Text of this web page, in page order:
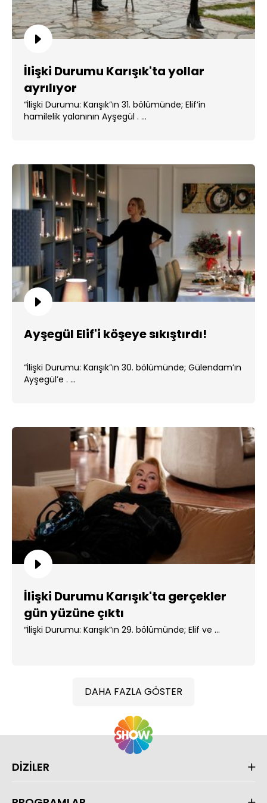
İlişki Durumu Karışık'ta yollar
ayrılıyor
“İlişki Durumu: Karışık”ın 31. bölümünde; Elif’in
hamilelik yalanının Ayşegül . ...
Ayşegül Elif'i köşeye sıkıştırdı!
“İlişki Durumu: Karışık”ın 30. bölümünde; Gülendam’ın
Ayşegül’e . ...
İlişki Durumu Karışık'ta gerçekler
gün yüzüne çıktı
“İlişki Durumu: Karışık”ın 29. bölümünde; Elif ve ...
DAHA FAZLA GÖSTER
DİZİLER